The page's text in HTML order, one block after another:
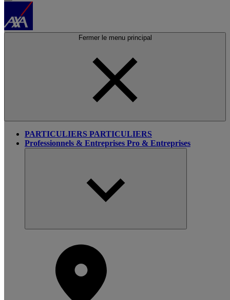
Fermer le menu principal
PARTICULIERS PARTICULIERS
Professionnels & Entreprises Pro & Entreprises